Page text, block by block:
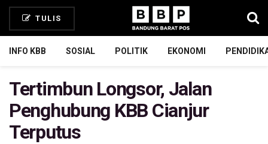
TULIS
INFO KBB SOSIAL POLITIK EKONOMI
Tertimbun Longsor, Jalan
Penghubung KBB Cianjur
Terputus